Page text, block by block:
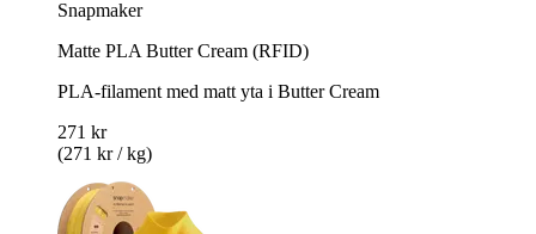
Snapmaker
Matte PLA Butter Cream (RFID)
PLA-filament med matt yta i Butter Cream
271 kr
(271 kr / kg)